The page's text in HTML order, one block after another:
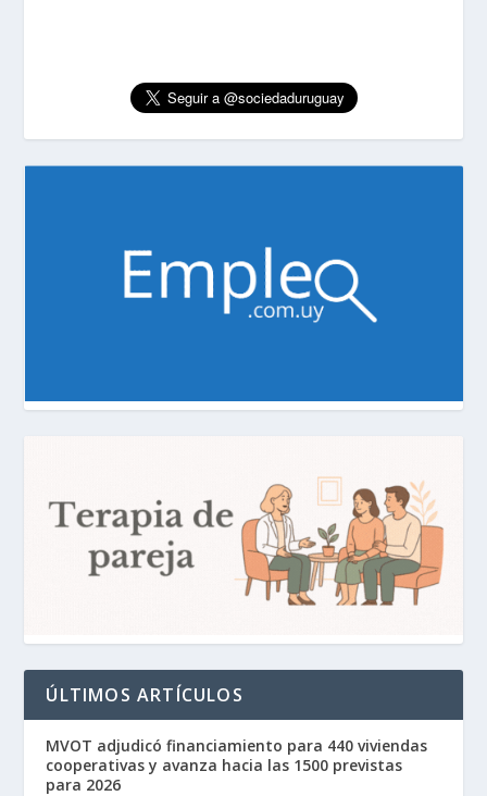
ÚLTIMOS ARTÍCULOS
MVOT adjudicó financiamiento para 440 viviendas
cooperativas y avanza hacia las 1500 previstas
para 2026